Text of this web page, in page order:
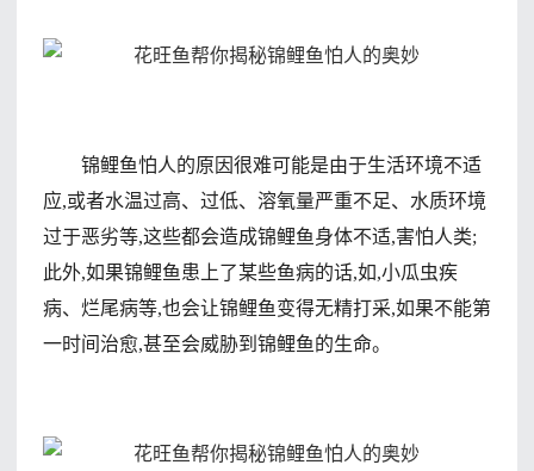
锦鲤鱼怕人的原因很难可能是由于生活环境不适
应,或者水温过高、过低、溶氧量严重不足、水质环境
过于恶劣等,这些都会造成锦鲤鱼身体不适,害怕人类;
此外,如果锦鲤鱼患上了某些鱼病的话,如,小瓜虫疾
病、烂尾病等,也会让锦鲤鱼变得无精打采,如果不能第
一时间治愈,甚至会威胁到锦鲤鱼的生命。